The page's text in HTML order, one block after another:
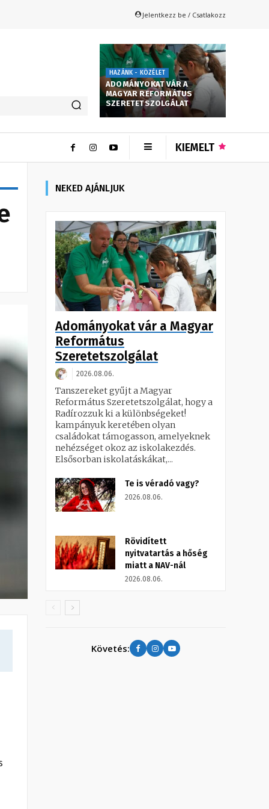
Jelentkezz be / Csatlakozz
HAZÁNK - KÖZÉLET
ADOMÁNYOKAT VÁR A
MAGYAR REFORMÁTUS
SZERETETSZOLGÁLAT
KIEMELT
NEKED AJÁNLJUK
Adományokat vár a Magyar
Református
Szeretetszolgálat
2026.08.06.
Tanszereket gyűjt a Magyar
Református Szeretetszolgálat, hogy a
Radírozzuk ki a különbségeket!
kampányuk keretében olyan
családokat támogasson, amelyeknek
nehézséget okoz az iskolakezdés.
Elsősorban iskolatáskákat,...
Te is véradó vagy?
2026.08.06.
Rövidített
nyitvatartás a hőség
miatt a NAV-nál
2026.08.06.
Követés: